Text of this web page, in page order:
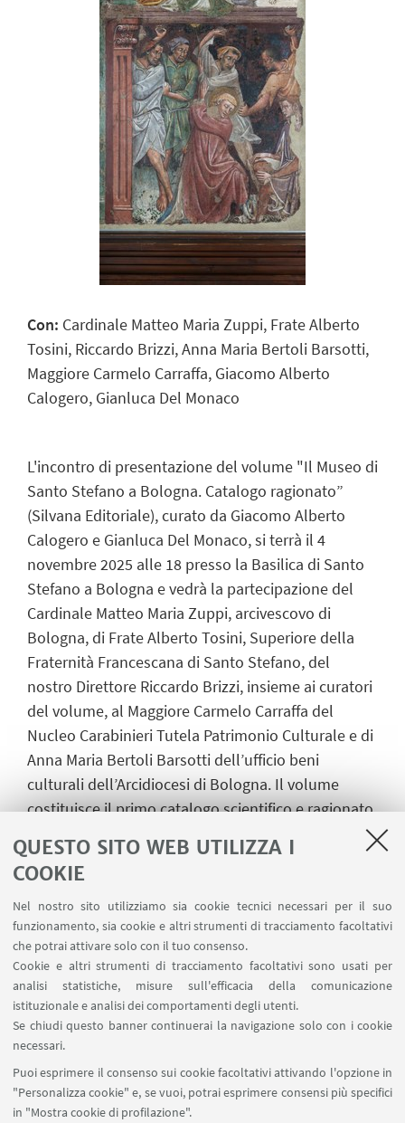
QUESTO SITO WEB UTILIZZA I
COOKIE
Nel nostro sito utilizziamo sia cookie tecnici necessari per il suo
funzionamento, sia cookie e altri strumenti di tracciamento facoltativi
che potrai attivare solo con il tuo consenso.
Cookie e altri strumenti di tracciamento facoltativi sono usati per
analisi statistiche, misure sull'efficacia della comunicazione
istituzionale e analisi dei comportamenti degli utenti.
Se chiudi questo banner continuerai la navigazione solo con i cookie
necessari.
Puoi esprimere il consenso sui cookie facoltativi attivando l'opzione in
"Personalizza cookie" e, se vuoi, potrai esprimere consensi più specifici
in "Mostra cookie di profilazione".
Con: Cardinale Matteo Maria Zuppi, Frate Alberto
Tosini, Riccardo Brizzi, Anna Maria Bertoli Barsotti,
Maggiore Carmelo Carraffa, Giacomo Alberto
Calogero, Gianluca Del Monaco
L'incontro di presentazione del volume "Il Museo di
Santo Stefano a Bologna. Catalogo ragionato”
(Silvana Editoriale), curato da Giacomo Alberto
Calogero e Gianluca Del Monaco, si terrà il 4
novembre 2025 alle 18 presso la Basilica di Santo
Stefano a Bologna e vedrà la partecipazione del
Cardinale Matteo Maria Zuppi, arcivescovo di
Bologna, di Frate Alberto Tosini, Superiore della
Fraternità Francescana di Santo Stefano, del
nostro Direttore Riccardo Brizzi, insieme ai curatori
del volume, al Maggiore Carmelo Carraffa del
Nucleo Carabinieri Tutela Patrimonio Culturale e di
Anna Maria Bertoli Barsotti dell’ufficio beni
culturali dell’Arcidiocesi di Bologna. Il volume
costituisce il primo catalogo scientifico e ragionato
Stefano, si è giovato del contributo di molte
studiose e studiosi e tiene conto di tutti gli oggetti
(dipinti, sculture, suppellettili sacre) che sono
confluiti nel Museo della basilica stefaniana.
IN EVIDENZA
Locandina
Il Museo di Santo Stefano a Bologna